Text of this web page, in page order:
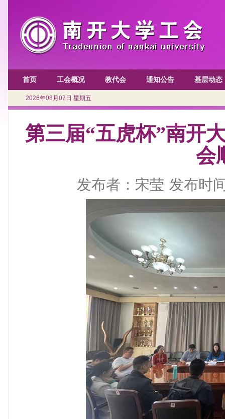
首页 工会概况 教代会 通知公告 基层动态
2026年08月07日 星期五
第三届“五虎杯”南开
会
发布者：宋莹 发布时